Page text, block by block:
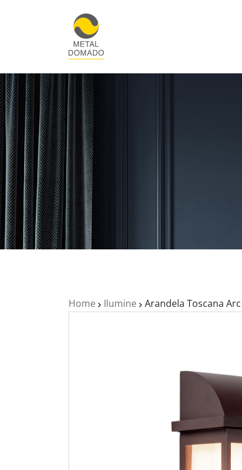
Home Ilumine
Arandela Toscana